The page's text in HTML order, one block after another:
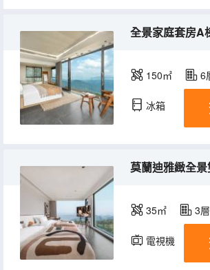
全景家庭套房A
150㎡ 6
冰箱
莫蘭迪雅緻全
35㎡ 3層
電視機